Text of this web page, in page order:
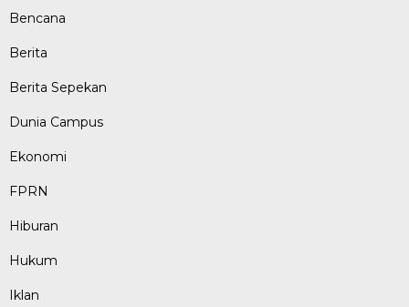
Bencana
Berita
Berita Sepekan
Dunia Campus
Ekonomi
FPRN
Hiburan
Hukum
Iklan